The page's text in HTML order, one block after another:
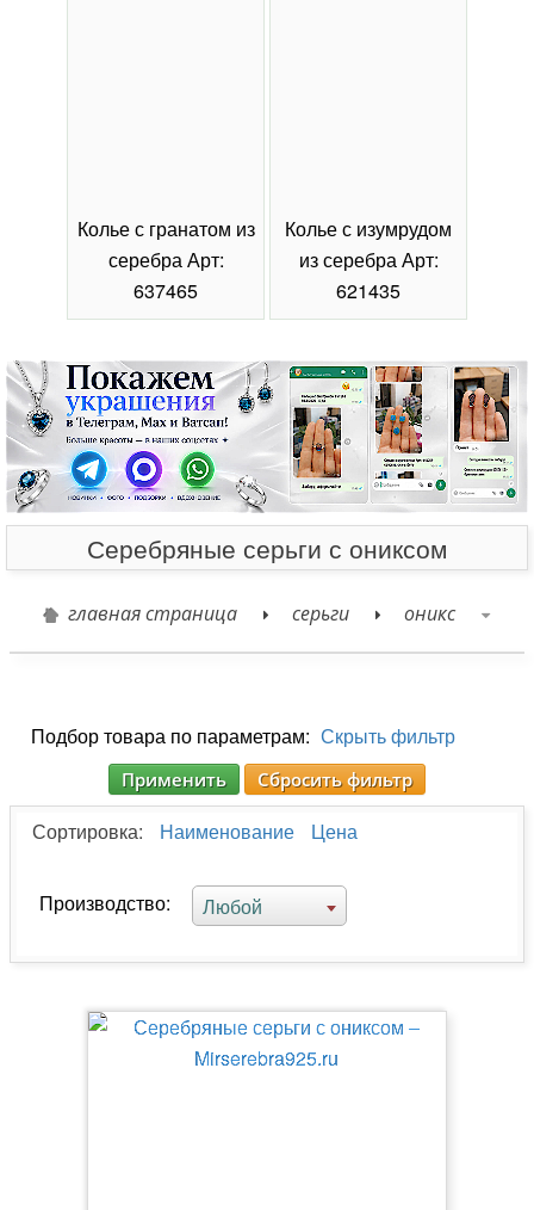
Колье с гранатом из
серебра Арт:
637465
Колье с изумрудом
из серебра Арт:
621435
Серебряные серьги с ониксом
главная страница серьги оникс
Подбор товара по параметрам: Скрыть фильтр
Применить Сбросить фильтр
Сортировка: Наименование Цена
Производство: Любой